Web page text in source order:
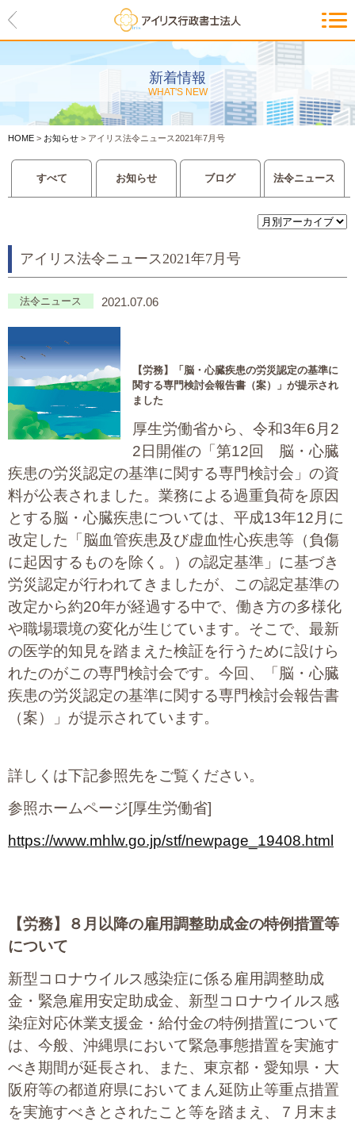
新着情報
WHAT'S NEW
HOME > お知らせ > アイリス法令ニュース2021年7月号
すべて お知らせ ブログ 法令ニュース
アイリス法令ニュース2021年7月号
法令ニュース 2021.07.06
【労務】
「脳・心臓疾患の労災認定の基準に
関する専門検討会報告書（案）」が提示され
ました
厚生労働省から、令和3年6月2
2日開催の「第12回 脳・心臓
疾患の労災認定の基準に関する専門検討会」の資
料が公表されました。業務による過重負荷を原因
とする脳・心臓疾患については、平成13年12月に
改定した「脳血管疾患及び虚血性心疾患等（負傷
に起因するものを除く。）の認定基準」に基づき
労災認定が行われてきましたが、この認定基準の
改定から約20年が経過する中で、働き方の多様化
や職場環境の変化が生じています。そこで、最新
の医学的知見を踏まえた検証を行うために設けら
れたのがこの専門検討会です。今回、「脳・心臓
疾患の労災認定の基準に関する専門検討会報告書
（案）」が提示されています。
詳しくは下記参照先をご覧ください。
参照ホームページ[厚生労働省]
https://www.mhlw.go.jp/stf/newpage_19408.html
【労務】
８月以降の雇用調整助成金の特例措置等
について
新型コロナウイルス感染症に係る雇用調整助成
金・緊急雇用安定助成金、新型コロナウイルス感
染症対応休業支援金・給付金の特例措置について
は、今般、沖縄県において緊急事態措置を実施す
べき期間が延長され、また、東京都・愛知県・大
阪府等の都道府県においてまん延防止等重点措置
を実施すべきとされたこと等を踏まえ、７月末ま
HOME
アイリスの紹介
代表ご挨拶・経営理念・アイリス
のお約束
会社概要・アクセスマップ
サービス一覧
入管等外国人各種手続き
建設業許可申請
大切な書類作成サポート
費用の目安
実績一覧
お客様の声
よくあるご質問
採用情報・パートナー募集
新着情報
お問い合わせ
プライバシーポリシー
営業時間: 9：00～18：009：00～18：00